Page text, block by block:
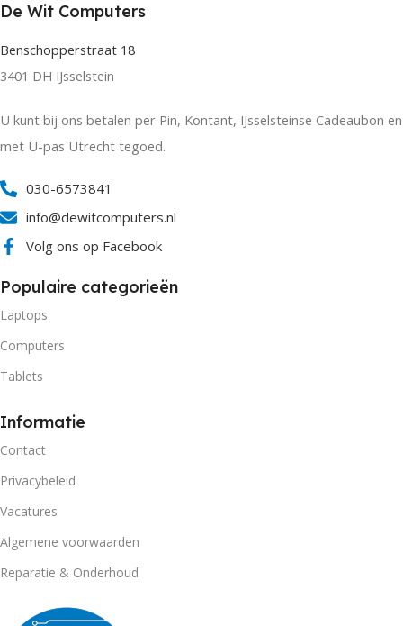
De Wit Computers
Benschopperstraat 18
3401 DH IJsselstein
U kunt bij ons betalen per Pin, Kontant, IJsselsteinse Cadeaubon en
met U-pas Utrecht tegoed.
030-6573841
info@dewitcomputers.nl
Volg ons op Facebook
Populaire categorieën
Laptops
Computers
Tablets
Informatie
Contact
Privacybeleid
Vacatures
Algemene voorwaarden
Reparatie & Onderhoud